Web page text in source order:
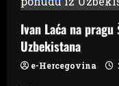
Ivan Laća na
Uzbekistana
e-Hercegovina